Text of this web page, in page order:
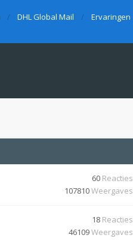
DHL Global Mail Ervaringen
60 Reacties
107810Weergaves
18 Reacties
46109Weergaves